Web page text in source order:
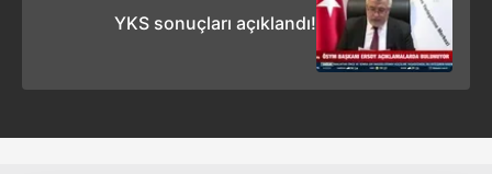
YKS sonuçları açıklandı!